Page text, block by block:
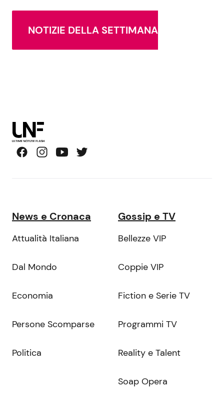
NOTIZIE DELLA SETTIMANA
News e Cronaca
Attualità Italiana
Dal Mondo
Economia
Persone Scomparse
Politica
Gossip e TV
Bellezze VIP
Coppie VIP
Fiction e Serie TV
Programmi TV
Reality e Talent
Soap Opera